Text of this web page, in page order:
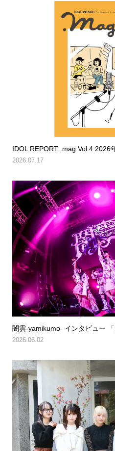
IDOL REPORT .mag Vol.4 2026
2026.07.17
闇雲-yamikumo- インタビュー 「
2026.06.02